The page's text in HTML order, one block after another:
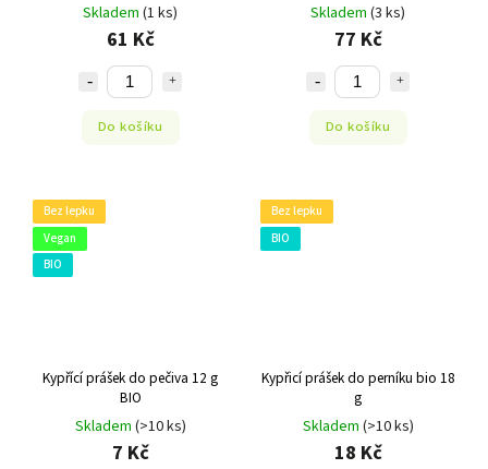
Skladem (1 ks)
61 Kč
Do košíku
Skladem (3 ks)
77 Kč
Do košíku
Bez lepku
Vegan
BIO
Kypřící prášek do pečiva 12 g
BIO
Skladem (>10 ks)
7 Kč
Bez lepku
BIO
Kypřicí prášek do perníku bio 18
g
Skladem (>10 ks)
18 Kč